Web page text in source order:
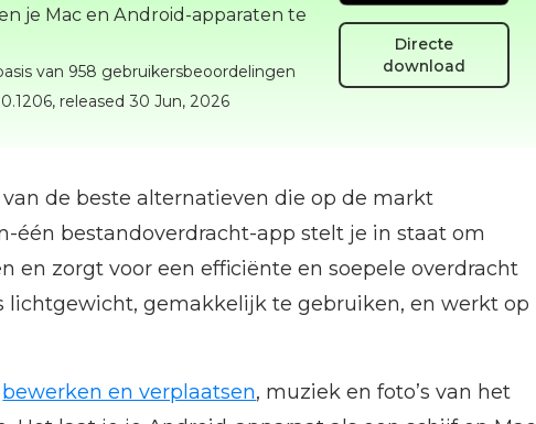
je Mac en Android-apparaten te
van 958 gebruikersbeoordelingen
, released30 Jun, 2026
Directe
download
de beste alternatieven die op de markt
één bestandoverdracht-app stelt je in staat om
en zorgt voor een efficiënte en soepele overdracht
lichtgewicht, gemakkelijk te gebruiken, en werkt op
bewerken en verplaatsen, muziek en foto’s van het